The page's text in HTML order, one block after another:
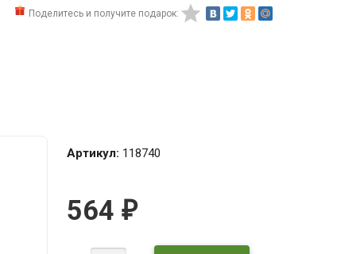
Поделитесь и получите подарок: 
Артикул: 118740
564 ₽